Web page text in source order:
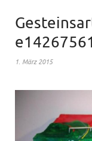
1. März 2015